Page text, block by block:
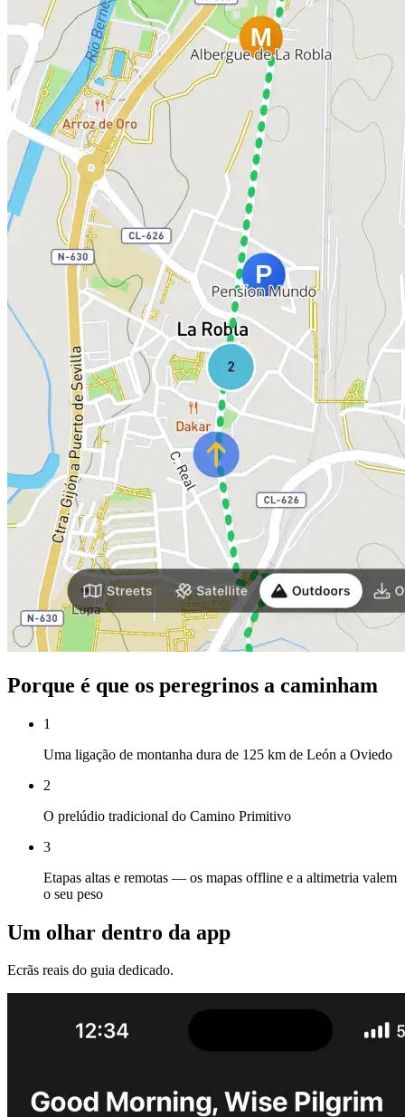
Porque é que os peregrinos a caminham
1
Uma ligação de montanha dura de 125 km de León a Oviedo
2
O prelúdio tradicional do Camino Primitivo
3
Etapas altas e remotas — os mapas offline e a altimetria valem
o seu peso
Um olhar dentro da app
Ecrãs reais do guia dedicado.